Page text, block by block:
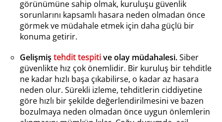
görünümüne sahip olmak, kuruluşu güvenlik
sorunlarını kapsamlı hasara neden olmadan önce
görmek ve müdahale etmek için daha güçlü bir
konuma getirir.
Gelişmiş tehdit tespitive olay müdahalesi.Siber
güvenlikte hız çok önemlidir. Bir kuruluş bir tehditle
ne kadar hızlı başa çıkabilirse, o kadar az hasara
neden olur. Sürekli izleme, tehditlerin ciddiyetine
göre hızlı bir şekilde değerlendirilmesini ve bazen
bozulmaya neden olmadan önce uygun önlemlerin